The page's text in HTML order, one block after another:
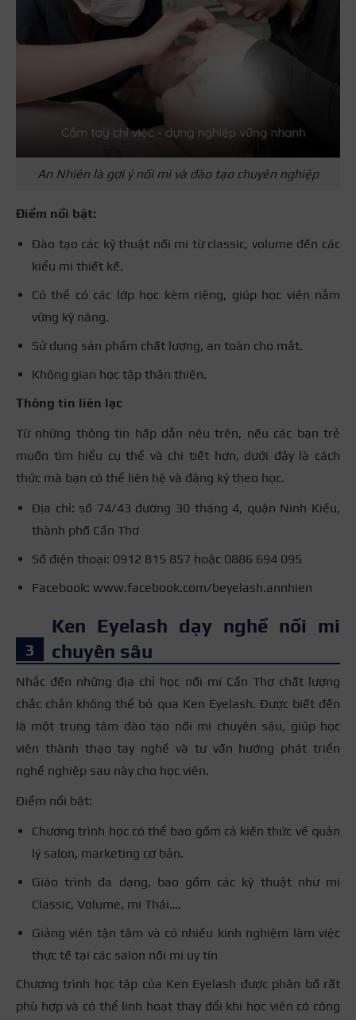
An Nhiên là gợi ý nối mi và đào tạo chuyên nghiệp
Điểm nổi bật:
Đào tạo các kỹ thuật nối mi từ classic, volume đến các
kiểu mi thiết kế.
Có thể có các lớp học kèm riêng, giúp học viên nắm
vững kỹ năng.
Sử dụng sản phẩm chất lượng, an toàn cho mắt.
Không gian học tập thân thiện.
Thông tin liên lạc
Từ những thông tin hấp dẫn nêu trên, nếu các bạn trẻ
muốn tìm hiểu cụ thể và chi tiết hơn, dưới đây là cách
thức mà bạn có thể liên hệ và đăng ký theo học.
Địa chỉ: số 74/43 đường 30 tháng 4, quận Ninh Kiều,
thành phố Cần Thơ
Số điện thoại: 0912 815 857 hoặc 0886 694 095
Facebook: www.facebook.com/beyelash.annhien
Ken Eyelash dạy nghề nối mi
chuyên sâu
Nhắc đến những địa chỉ học nối mi Cần Thơ chất lượng
chắc chắn không thể bỏ qua Ken Eyelash. Được biết đến
là một trung tâm đào tạo nối mi chuyên sâu, giúp học
viên thành thạo tay nghề và tư vấn hướng phát triển
nghề nghiệp sau này cho học viên.
Điểm nổi bật:
Chương trình học có thể bao gồm cả kiến thức về quản
lý salon, marketing cơ bản.
Giáo trình đa dạng, bao gồm các kỹ thuật như mi
Classic, Volume, mi Thái….
Giảng viên tận tâm và có nhiều kinh nghiệm làm việc
thực tế tại các salon nối mi uy tín
Chương trình học tập của Ken Eyelash được phân bố rất
phù hợp và có thể linh hoạt thay đổi khi học viên có công